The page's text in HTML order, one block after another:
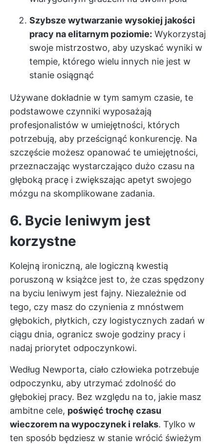
Szybsze wytwarzanie wysokiej jakości
pracy na elitarnym poziomie: Wykorzystaj
swoje mistrzostwo, aby uzyskać wyniki w
tempie, którego wielu innych nie jest w
stanie osiągnąć
Używane dokładnie w tym samym czasie, te
podstawowe czynniki wyposażają
profesjonalistów w umiejętności, których
potrzebują, aby prześcignąć konkurencję. Na
szczęście możesz opanować te umiejętności,
przeznaczając wystarczająco dużo czasu na
głęboką pracę i zwiększając apetyt swojego
mózgu na skomplikowane zadania.
6. Bycie leniwym jest
korzystne
Kolejną ironiczną, ale logiczną kwestią
poruszoną w książce jest to, że czas spędzony
na byciu leniwym jest fajny. Niezależnie od
tego, czy masz do czynienia z mnóstwem
głębokich, płytkich, czy logistycznych zadań w
ciągu dnia, ogranicz swoje godziny pracy i
nadaj priorytet odpoczynkowi.
Według Newporta, ciało człowieka potrzebuje
odpoczynku, aby utrzymać zdolność do
głębokiej pracy. Bez względu na to, jakie masz
ambitne cele, poświęć trochę czasu
wieczorem na wypoczynek i relaks. Tylko w
ten sposób będziesz w stanie wrócić świeżym